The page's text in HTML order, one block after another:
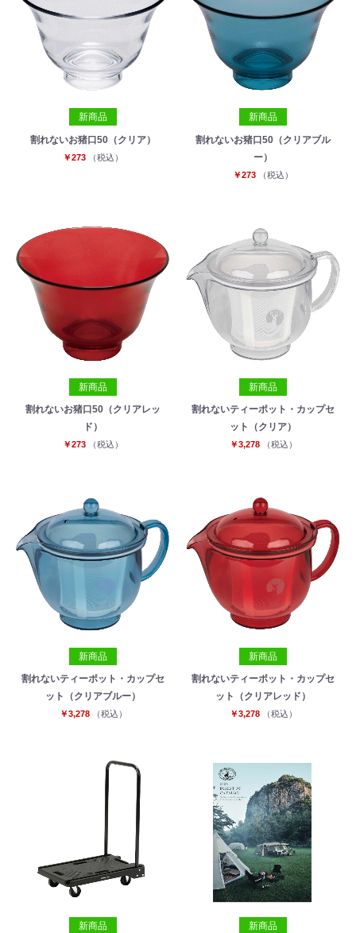
新商品
割れないお猪口50（クリア）
￥273 （税込）
新商品
割れないお猪口50（クリアブル
ー）
￥273 （税込）
新商品
割れないお猪口50（クリアレッ
ド）
￥273 （税込）
新商品
割れないティーポット・カップセ
ット（クリア）
￥3,278 （税込）
新商品
割れないティーポット・カップセ
ット（クリアブルー）
￥3,278 （税込）
新商品
割れないティーポット・カップセ
ット（クリアレッド）
￥3,278 （税込）
新商品 新商品